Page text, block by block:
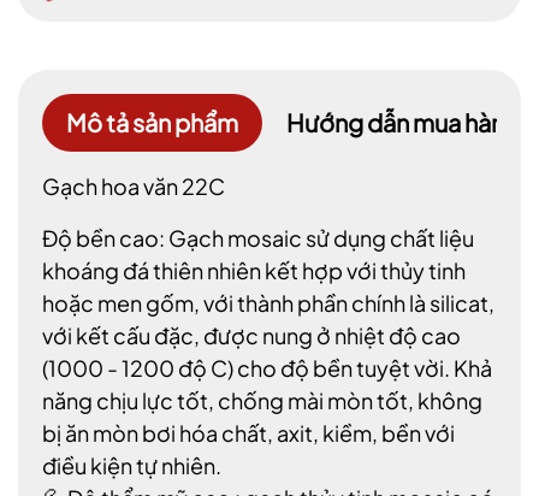
Mô tả sản phẩm Hướng dẫn mua hàng
Gạch hoa văn 22C
Độ bền cao: Gạch mosaic sử dụng chất liệu
khoáng đá thiên nhiên kết hợp với thủy tinh
hoặc men gốm, với thành phần chính là silicat,
với kết cấu đặc, được nung ở nhiệt độ cao
(1000 - 1200 độ C) cho độ bền tuyệt vời. Khả
năng chịu lực tốt, chống mài mòn tốt, không
bị ăn mòn bơi hóa chất, axit, kiềm, bền với
điều kiện tự nhiên.